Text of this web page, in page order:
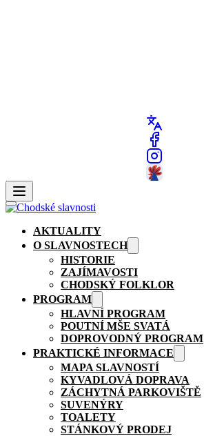
AKTUALITY
O SLAVNOSTECH
HISTORIE
ZAJÍMAVOSTI
CHODSKÝ FOLKLOR
PROGRAM
HLAVNÍ PROGRAM
POUTNÍ MŠE SVATÁ
DOPROVODNÝ PROGRAM
PRAKTICKÉ INFORMACE
MAPA SLAVNOSTÍ
KYVADLOVÁ DOPRAVA
ZÁCHYTNÁ PARKOVIŠTĚ
SUVENÝRY
TOALETY
STÁNKOVÝ PRODEJ